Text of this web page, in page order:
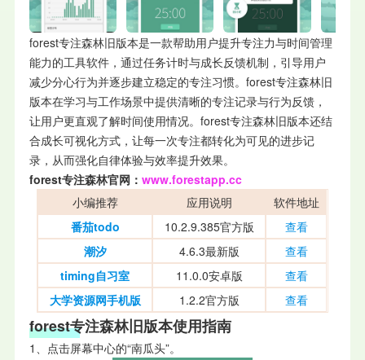
forest专注森林旧版本是一款帮助用户提升专注力与时间管理
能力的工具软件，通过任务计时与成长反馈机制，引导用户
减少分心行为并逐步建立稳定的专注习惯。forest专注森林旧
版本在学习与工作场景中提供清晰的专注记录与行为反馈，
让用户更直观了解时间使用情况。forest专注森林旧版本还结
合成长可视化方式，让每一次专注都转化为可见的进步记
录，从而强化自律体验与效率提升效果。
forest专注森林官网： www.forestapp.cc
小编推荐
应用说明
软件地址
番茄todo
10.2.9.385官方版
查看
潮汐
4.6.3最新版
查看
timing自习室
11.0.0安卓版
查看
大学资源网手机版
1.2.2官方版 查看
forest专注森林旧版本使用指南
1、点击屏幕中心的“南瓜头”。